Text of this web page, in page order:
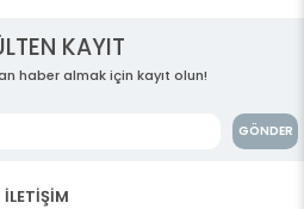
KAYIT
haber almak için kayıt olun!
GÖNDER
İLETİŞİM